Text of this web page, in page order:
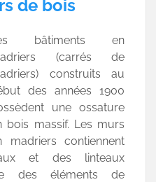
de bois
bâtiments en
(carrés de
construits au
des années 1900
une ossature
bois massif. Les murs
madriers contiennent
et des linteaux
des éléments de